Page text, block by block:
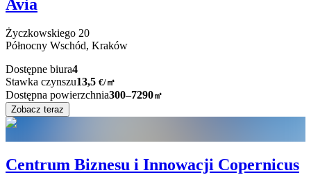
Avia
Życzkowskiego 20
Północny Wschód, Kraków
Dostępne biura4
Stawka czynszu13,5 €/㎡
Dostępna powierzchnia300–7290㎡
Zobacz teraz
Centrum Biznesu i Innowacji Copernicus